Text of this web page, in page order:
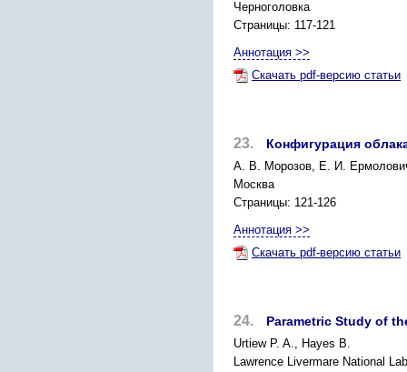
Черноголовка
Страницы: 117-121
Аннотация >>
Скачать pdf-версию статьи
23. Конфигурация
А. В. Морозов, Е. И.
Москва
Страницы: 121-126
Аннотация >>
Скачать pdf-версию статьи
24. Parametric Study of
Urtiew P. A., Hayes В.
Lawrence Livermare National